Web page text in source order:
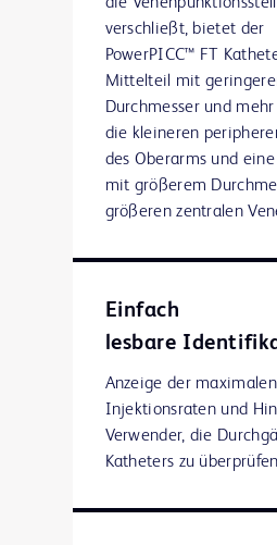
verschließt, bietet der
PowerPICC™ FT
Mittelteil mit
Durchmesser und
die kleineren
des Oberarms und
mit größerem
größeren zentralen
Einfach
lesbare
Anzeige der maximalen
Injektionsraten und
Verwender, die
Katheters zu überprüfen